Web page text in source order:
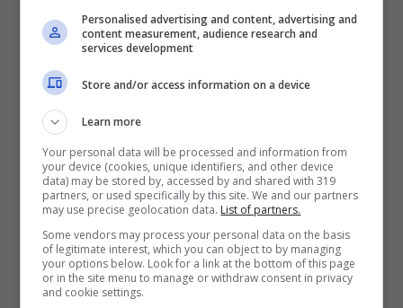
Ecco la villa acquistata da Crisanti
A spiegare i motivi di questo acquisto è
stato lo stesso virologo al quotidiano
italiano: “ Sono un professionista di 66 anni,
nella mia vita qualcosa l’avrò pure
guadagnata[…]. Io e mia moglie, inoltre,
abbiamo condotto sempre una vita molto
semplice: pochi viaggi e soprattutto molto
Personalised advertising and content, advertising and
content measurement, audience research and
services development
Store and/or access information on a device
Learn more
Your personal data will be processed and information from
your device (cookies, unique identifiers, and other device
data) may be stored by, accessed by and shared with 319
partners, or used specifically by this site. We and our partners
may use precise geolocation data. List of partners.
Some vendors may process your personal data on the basis
of legitimate interest, which you can object to by managing
your options below. Look for a link at the bottom of this page
or in the site menu to manage or withdraw consent in privacy
and cookie settings.